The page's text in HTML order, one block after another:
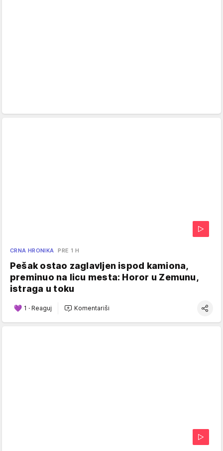
CRNA HRONIKA PRE 1 H
Pešak ostao zaglavljen ispod kamiona,
preminuo na licu mesta: Horor u Zemunu,
istraga u toku
1 · Reaguj Komentariši